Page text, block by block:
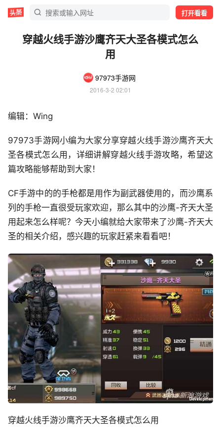
打开看看
穿越火线手游沙鹰齐天大圣各模式怎么
用
97973手游网
2016-3-2 02:01
编辑：Wing
97973手游网小编为大家分享穿越火线手游沙鹰齐天大
圣各模式怎么用，详细讲解穿越火线手游攻略，希望这
篇攻略能够帮助到大家！
CF手游中的的手枪都是用作为副武器使用的，而沙鹰系
列的手枪一直很受玩家欢迎，那么其中的沙鹰-齐天大圣
用起来怎么样呢？今天小编就给大家带来了沙鹰-齐天大
圣的相关介绍，感兴趣的玩家赶紧来看看吧！
穿越火线手游沙鹰齐天大圣各模式怎么用